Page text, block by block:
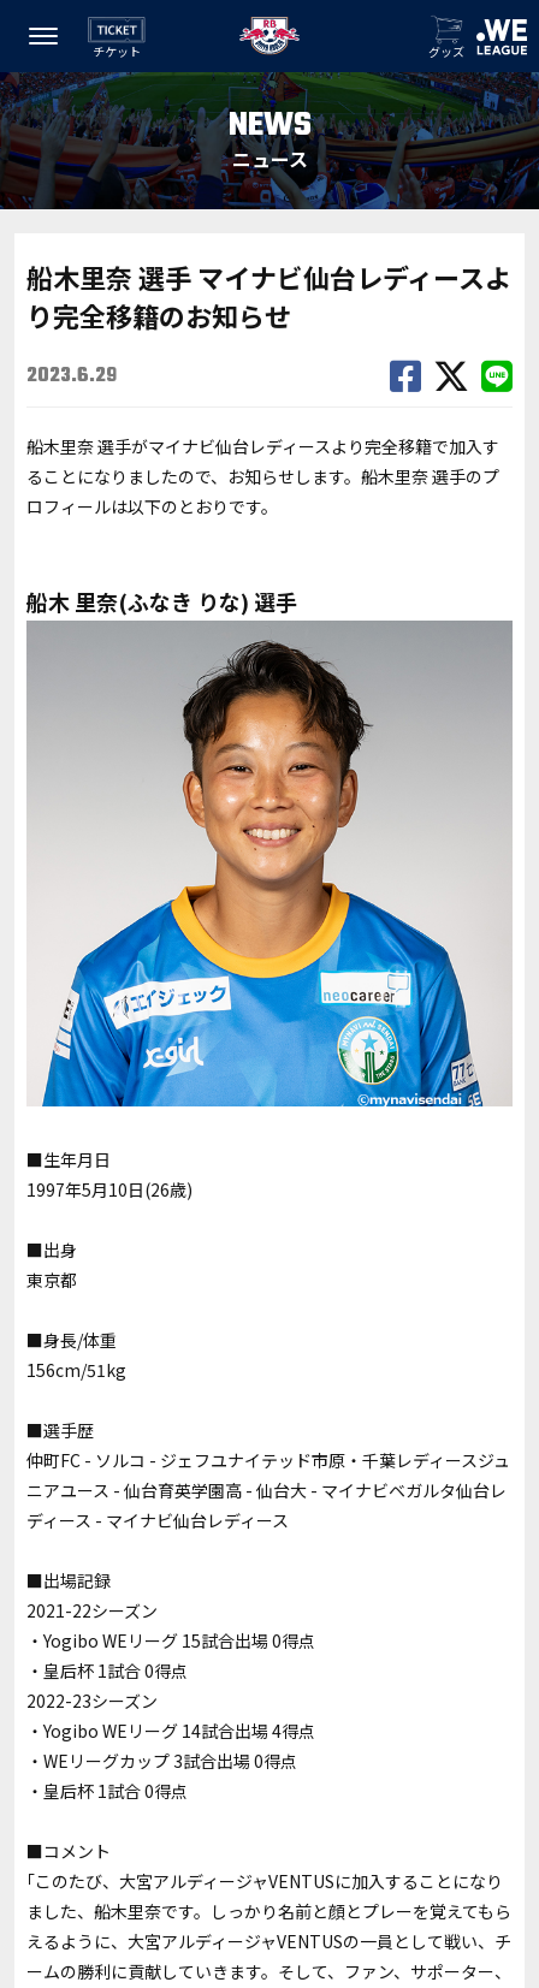
チケット グッズ
NEWS
ニュース
船木里奈 選手 マイナビ仙台レディースよ
り完全移籍のお知らせ
2023.6.29
船木里奈 選手がマイナビ仙台レディースより完全移籍で加入す
ることになりましたので、お知らせします。船木里奈 選手のプ
ロフィールは以下のとおりです。
船木 里奈(ふなき りな) 選手
■生年月日
1997年5月10日(26歳)
■出身
東京都
■身長/体重
156cm/51kg
■選手歴
仲町FC - ソルコ - ジェフユナイテッド市原・千葉レディースジュ
ニアユース - 仙台育英学園高 - 仙台大 - マイナビベガルタ仙台レ
ディース - マイナビ仙台レディース
■出場記録
2021-22シーズン
・Yogibo WEリーグ 15試合出場 0得点
・皇后杯 1試合 0得点
2022-23シーズン
・Yogibo WEリーグ 14試合出場 4得点
・WEリーグカップ 3試合出場 0得点
・皇后杯 1試合 0得点
■コメント
｢このたび、大宮アルディージャVENTUSに加入することになり
ました、船木里奈です。しっかり名前と顔とプレーを覚えてもら
えるように、大宮アルディージャVENTUSの一員として戦い、チ
ームの勝利に貢献していきます。そして、ファン、サポーター、